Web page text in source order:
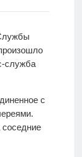
служба
с
соседние